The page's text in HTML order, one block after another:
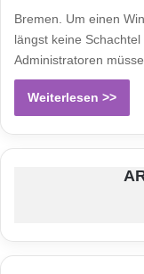
Bremen. Um einen
längst keine
Administratoren
Weiterlesen >>